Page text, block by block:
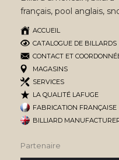
français, pool anglais,
ACCUEIL
CATALOGUE DE BILLARDS
CONTACT ET
MAGASINS
SERVICES
LA QUALITÉ LAFUGE
FABRICATION FRANÇAISE
BILLIARD
Partenaire